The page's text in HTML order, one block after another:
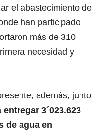
el abastecimiento de
han participado
más de 310
necesidad y
además, junto
entregar 3´023.623
de agua en